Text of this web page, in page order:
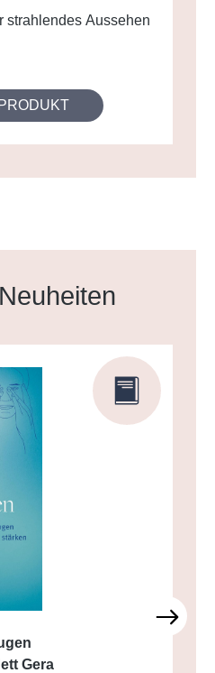
strahlendes Aussehen
Gera